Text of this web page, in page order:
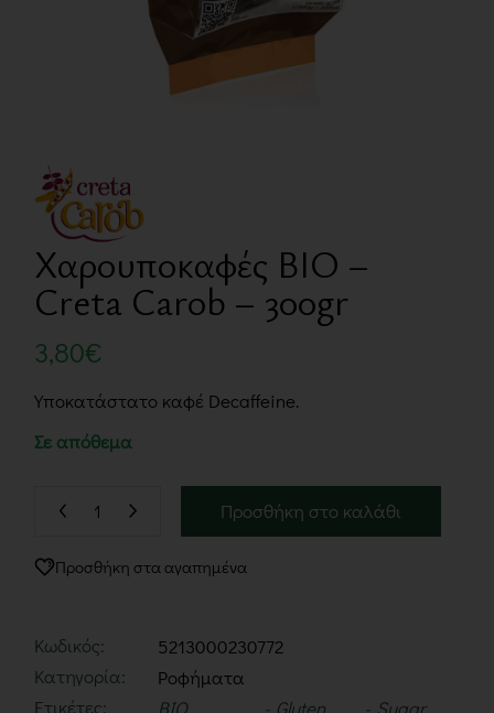
Χαρουποκαφές BIO –
Creta Carob – 300gr
3,80€
Υποκατάστατο καφέ Decaffeine.
Σε απόθεμα
Προσθήκη στο καλάθι
Προσθήκη στα αγαπημένα
Κωδικός:
5213000230772
Κατηγορία:
Ροφήματα
Ετικέτες:
BIO
Gluten
Sugar